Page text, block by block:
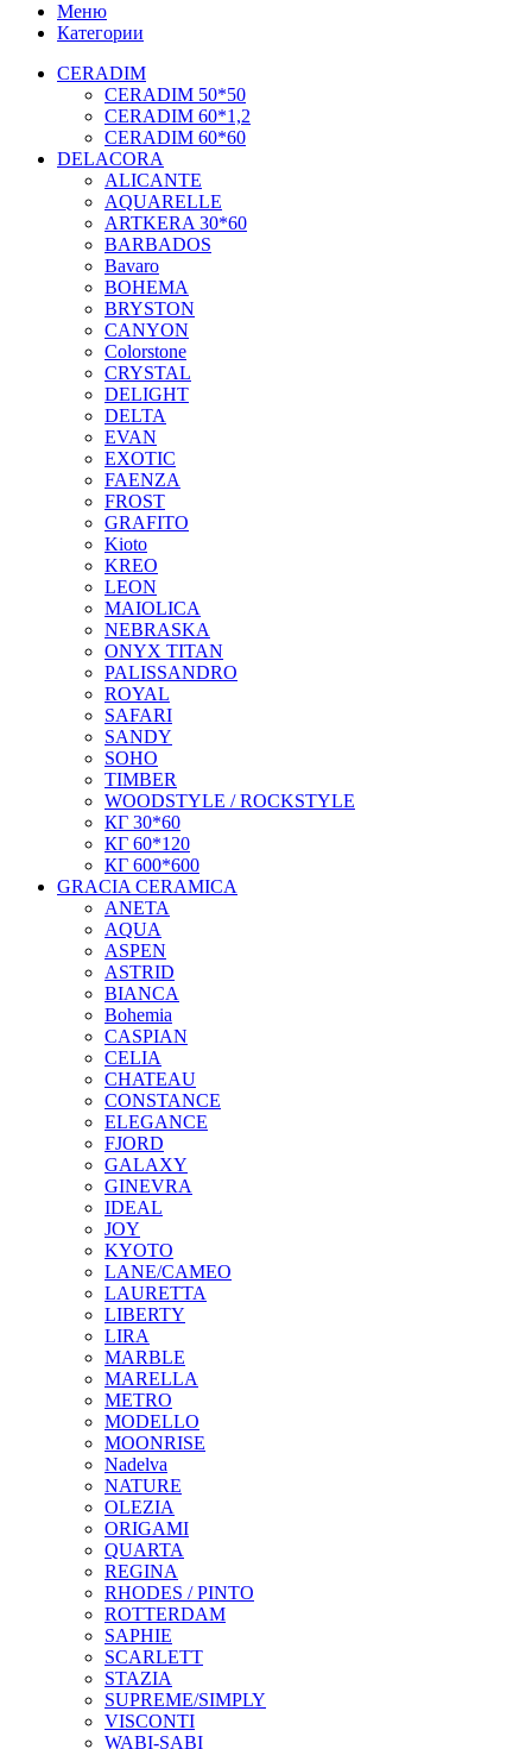
Меню
Категории
CERADIM
CERADIM 50*50
CERADIM 60*1,2
CERADIM 60*60
DELACORA
ALICANTE
AQUARELLE
ARTKERA 30*60
BARBADOS
Bavaro
BOHEMA
BRYSTON
CANYON
Colorstone
CRYSTAL
DELIGHT
DELTA
EVAN
EXOTIC
FAENZA
FROST
GRAFITO
Kioto
KREO
LEON
MAIOLICA
NEBRASKA
ONYX TITAN
PALISSANDRO
ROYAL
SAFARI
SANDY
SOHO
TIMBER
WOODSTYLE / ROCKSTYLE
КГ 30*60
КГ 60*120
КГ 600*600
GRACIA CERAMICA
ANETA
AQUA
ASPEN
ASTRID
BIANCA
Bohemia
CASPIAN
CELIA
CHATEAU
CONSTANCE
ELEGANCE
FJORD
GALAXY
GINEVRA
IDEAL
JOY
KYOTO
LANE/CAMEO
LAURETTA
LIBERTY
LIRA
MARBLE
MARELLA
METRO
MODELLO
MOONRISE
Nadelva
NATURE
OLEZIA
ORIGAMI
QUARTA
REGINA
RHODES / PINTO
ROTTERDAM
SAPHIE
SCARLETT
STAZIA
SUPREME/SIMPLY
VISCONTI
WABI-SABI